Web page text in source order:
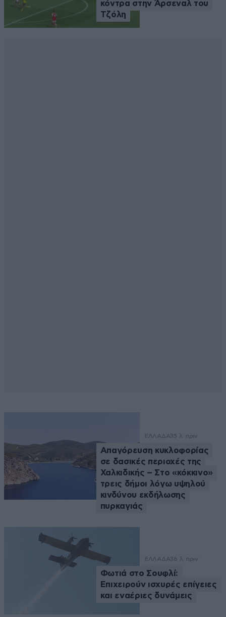
κόντρα στην Άρσεναλ του
Τζόλη
ΕΛΛΑΔΑ35 λ. πριν
Απαγόρευση κυκλοφορίας
σε δασικές περιοχές της
Χαλκιδικής – Στο «κόκκινο»
τρεις δήμοι λόγω υψηλού
κινδύνου εκδήλωσης
πυρκαγιάς
ΕΛΛΑΔΑ36 λ. πριν
Φωτιά στο Σουφλί:
Επιχειρούν ισχυρές επίγειες
και εναέριες δυνάμεις